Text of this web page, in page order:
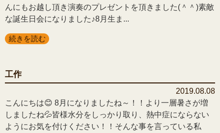
んにもお越し頂き演奏のプレゼントを頂きました(＾＾)素敵
な誕生日会になりました♪8月生ま...
続きを読む
工作
2019.08.08
こんにちは😊 8月になりましたね～！！より一層暑さが増
しましたね💦皆様水分をしっかり取り、熱中症にならない
ようにお気を付けください！！そんな事を言っている私